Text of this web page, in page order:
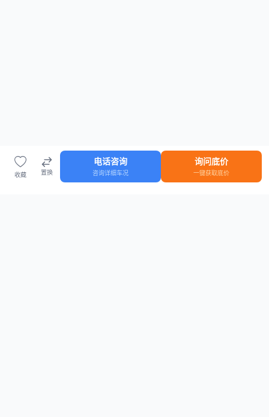
收藏 置换
电话咨询
咨询详细车况
询问底价
一键获取底价
车源 知识 登录